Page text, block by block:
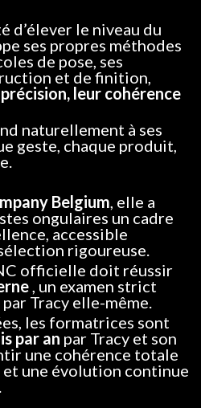
d’élever le niveau du
ses propres méthodes
de pose, ses
et de finition,
précision, leur cohérence
naturellement à ses
geste, chaque produit,
Belgium, elle a
ongulaires un cadre
accessible
rigoureuse.
officielle doit réussir
, un examen strict
Tracy elle-même.
les formatrices sont
par an par Tracy et son
une cohérence totale
et une évolution continue